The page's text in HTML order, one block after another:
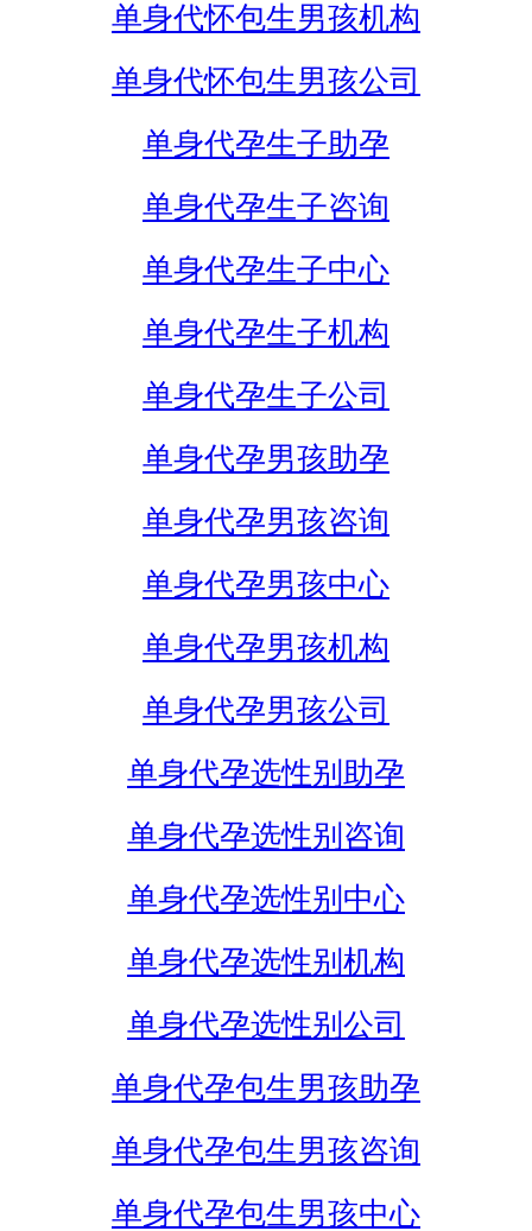
单身代怀包生男孩机构
单身代怀包生男孩公司
单身代孕生子助孕
单身代孕生子咨询
单身代孕生子中心
单身代孕生子机构
单身代孕生子公司
单身代孕男孩助孕
单身代孕男孩咨询
单身代孕男孩中心
单身代孕男孩机构
单身代孕男孩公司
单身代孕选性别助孕
单身代孕选性别咨询
单身代孕选性别中心
单身代孕选性别机构
单身代孕选性别公司
单身代孕包生男孩助孕
单身代孕包生男孩咨询
单身代孕包生男孩中心